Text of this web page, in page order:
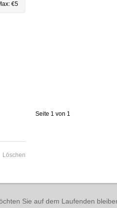
Seite 1 von 1
€5
Löschen
Sie auf dem Laufenden